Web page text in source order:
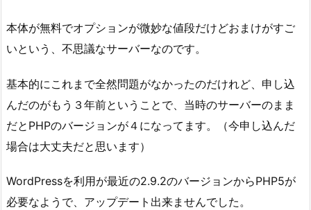
本体が無料でオプションが微妙な値段だけどおまけがすご
いという、不思議なサーバーなのです。
基本的にこれまで全然問題がなかったのだけれど、申し込
んだのがもう３年前ということで、当時のサーバーのまま
だとPHPのバージョンが４になってます。（今申し込んだ
場合は大丈夫だと思います）
WordPressを利用が最近の2.9.2のバージョンからPHP5が
必要なようで、アップデート出来ませんでした。